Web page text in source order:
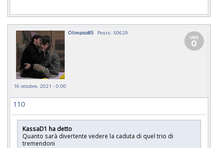
Olimpico85 Posts: 50629
16 ottobre, 2021 - 0:00
110
KassaD1 ha detto
Quanto sarà divertente vedere la caduta di quel trio di
tremendoni